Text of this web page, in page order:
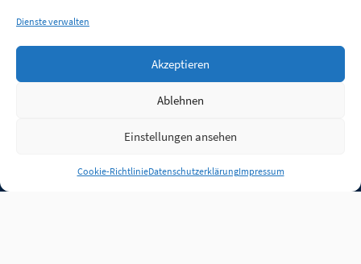
Dienste verwalten
Akzeptieren
Ablehnen
Einstellungen ansehen
Cookie-RichtlinieDatenschutzerklärungImpressum
Anmelden
Jobs Partner FAQ Quellen